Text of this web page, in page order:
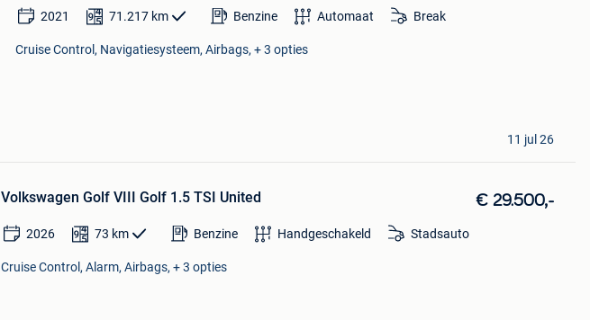
2021 71.217 km Benzine Automaat Break
Cruise Control, Navigatiesysteem, Airbags, + 3 opties
11 jul 26
Volkswagen Golf VIII Golf 1.5 TSI United € 29.500,-
2026 73 km Benzine Handgeschakeld Stadsauto
Cruise Control, Alarm, Airbags, + 3 opties